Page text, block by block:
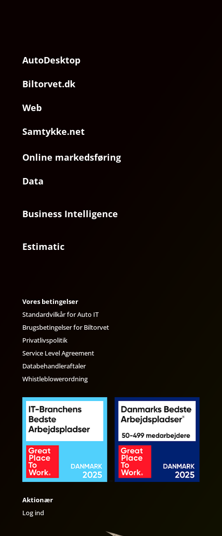
AutoDesktop
Biltorvet.dk
Web
Samtykke.net
Online markedsføring
Data
Business Intelligence
Estimatic
Vores betingelser
Standardvilkår for Auto IT
Brugsbetingelser for Biltorvet
Privatlivspolitik
Service Level Agreement
Databehandleraftaler
Whistleblowerordning
Aktionær
Log ind